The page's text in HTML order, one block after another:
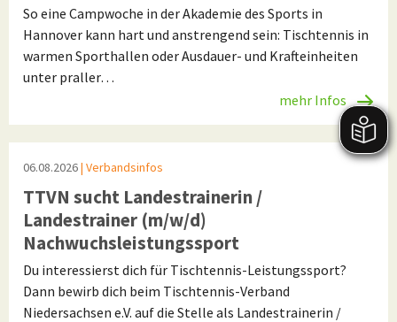
So eine Campwoche in der Akademie des Sports in
Hannover kann hart und anstrengend sein: Tischtennis in
warmen Sporthallen oder Ausdauer- und Krafteinheiten
unter praller…
mehr Infos
06.08.2026| Verbandsinfos
TTVN sucht Landestrainerin /
Landestrainer (m/w/d)
Nachwuchsleistungssport
Du interessierst dich für Tischtennis-Leistungssport?
Dann bewirb dich beim Tischtennis-Verband
Niedersachsen e.V. auf die Stelle als Landestrainerin /